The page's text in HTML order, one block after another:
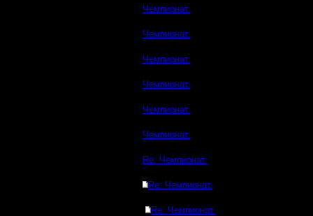
Чемпионат.
Чемпионат.
Чемпионат.
Чемпионат.
Чемпионат.
Чемпионат.
Re: Чемпионат.
Re: Чемпионат.
Re: Чемпионат.